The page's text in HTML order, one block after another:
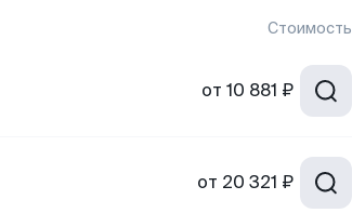
Стоимость
от 10 881 ₽
от 20 321 ₽